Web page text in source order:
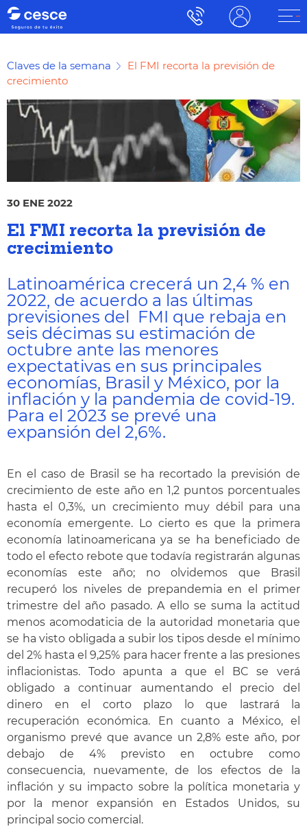
Claves de la semana
El FMI recorta la previsión de
crecimiento
30 ENE 2022
El FMI recorta la previsión de
crecimiento
Latinoamérica crecerá un 2,4 % en
2022, de acuerdo a las últimas
previsiones del FMI que rebaja en
seis décimas su estimación de
octubre ante las menores
expectativas en sus principales
economías, Brasil y México, por la
inflación y la pandemia de covid-19.
Para el 2023 se prevé una
expansión del 2,6%.
En el caso de Brasil se ha recortado la previsión de
crecimiento de este año en 1,2 puntos porcentuales
hasta el 0,3%, un crecimiento muy débil para una
economía emergente. Lo cierto es que la primera
economía latinoamericana ya se ha beneficiado de
todo el efecto rebote que todavía registrarán algunas
economías este año; no olvidemos que Brasil
recuperó los niveles de prepandemia en el primer
trimestre del año pasado. A ello se suma la actitud
menos acomodaticia de la autoridad monetaria que
se ha visto obligada a subir los tipos desde el mínimo
del 2% hasta el 9,25% para hacer frente a las presiones
inflacionistas. Todo apunta a que el BC se verá
obligado a continuar aumentando el precio del
dinero en el corto plazo lo que lastrará la
recuperación económica. En cuanto a México, el
organismo prevé que avance un 2,8% este año, por
debajo de 4% previsto en octubre como
consecuencia, nuevamente, de los efectos de la
inflación y su impacto sobre la política monetaria y
por la menor expansión en Estados Unidos, su
principal socio comercial.